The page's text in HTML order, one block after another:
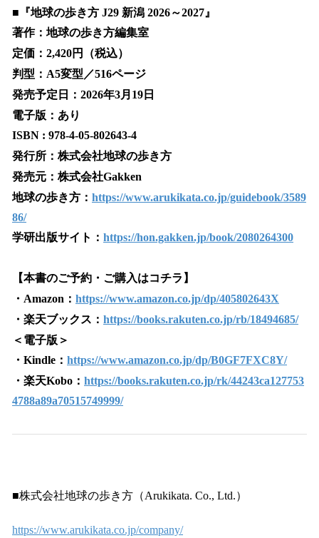
■『地球の歩き方 J29 新潟 2026～2027』
著作：地球の歩き方編集室
定価：2,420円（税込）
判型：A5変型／516ページ
発売予定日：2026年3月19日
電子版：あり
ISBN : 978-4-05-802643-4
発行所：株式会社地球の歩き方
発売元：株式会社Gakken
地球の歩き方： https://www.arukikata.co.jp/guidebook/3589
86/
学研出版サイト： https://hon.gakken.jp/book/2080264300
【本書のご予約・ご購入はコチラ】
・Amazon： https://www.amazon.co.jp/dp/405802643X
・楽天ブックス： https://books.rakuten.co.jp/rb/18494685/
＜電子版＞
・Kindle： https://www.amazon.co.jp/dp/B0GF7FXC8Y/
・楽天Kobo： https://books.rakuten.co.jp/rk/44243ca127753
4788a89a70515749999/
■株式会社地球の歩き方（Arukikata. Co., Ltd.）
https://www.arukikata.co.jp/company/